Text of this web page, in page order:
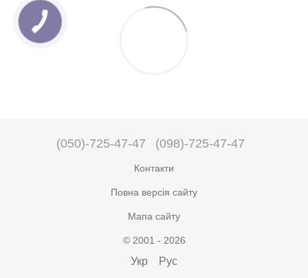
(050)-725-47-47 (098)-725-47-47
Контакти
Повна версія сайту
Мапа сайту
© 2001 - 2026
Укр Рус